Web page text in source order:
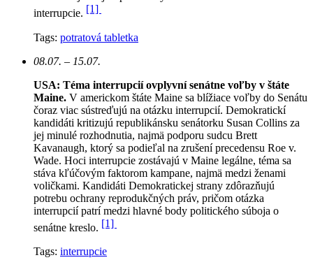
interrupcie. [1]
Tags: potratová tabletka
08.07. – 15.07.
USA: Téma interrupcií ovplyvní senátne voľby v štáte
Maine. V americkom štáte Maine sa blížiace voľby do Senátu
čoraz viac sústreďujú na otázku interrupcií. Demokratickí
kandidáti kritizujú republikánsku senátorku Susan Collins za
jej minulé rozhodnutia, najmä podporu sudcu Brett
Kavanaugh, ktorý sa podieľal na zrušení precedensu Roe v.
Wade. Hoci interrupcie zostávajú v Maine legálne, téma sa
stáva kľúčovým faktorom kampane, najmä medzi ženami
voličkami. Kandidáti Demokratickej strany zdôrazňujú
potrebu ochrany reprodukčných práv, pričom otázka
interrupcií patrí medzi hlavné body politického súboja o
senátne kreslo. [1]
Tags: interrupcie